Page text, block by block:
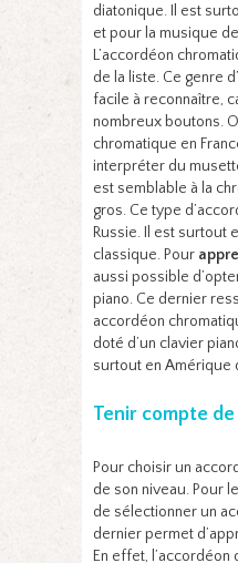
diatonique. Il est
et pour la musique
L’accordéon
de la liste. Ce genre
facile à reconnaître,
nombreux boutons.
chromatique en
interpréter du
est semblable à la
gros. Ce type
Russie. Il est surtout
classique. Pour
aussi possible
piano. Ce dernier
accordéon
doté d’un clavier
surtout en Amérique
Tenir compte
Pour choisir un
de son niveau. Pour
de sélectionner un
dernier permet
En effet,